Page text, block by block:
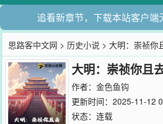
追看新章节，下载本站客户端
思路客中文网 > 历史小说 > 大明：崇祯你
大明：崇祯你且
照之
作者： 金色鱼钩
更新时间：2025-11-12
状态：连载